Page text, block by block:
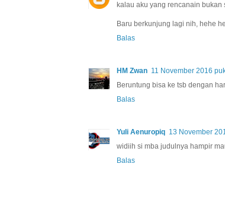
kalau aku yang rencanain bukan
Baru berkunjung lagi nih, hehe he
Balas
HM Zwan 11 November 2016
Beruntung bisa ke tsb dengan
Balas
Yuli Aenuropiq 13 November
widiih si mba judulnya hampir
Balas